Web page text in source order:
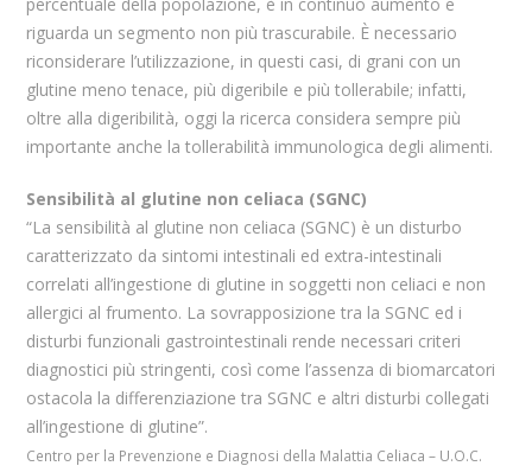
riguarda un segmento non più trascurabile. È necessario
riconsiderare l’utilizzazione, in questi casi, di grani con un
glutine meno tenace, più digeribile e più tollerabile; infatti,
oltre alla digeribilità, oggi la ricerca considera sempre più
importante anche la tollerabilità immunologica degli alimenti.
Sensibilità al glutine non celiaca (SGNC)
“La sensibilità al glutine non celiaca (SGNC) è un disturbo
caratterizzato da sintomi intestinali ed extra-intestinali
correlati all’ingestione di glutine in soggetti non celiaci e non
allergici al frumento. La sovrapposizione tra la SGNC ed i
disturbi funzionali gastrointestinali rende necessari criteri
diagnostici più stringenti, così come l’assenza di biomarcatori
ostacola la differenziazione tra SGNC e altri disturbi collegati
all’ingestione di glutine”.
Centro per la Prevenzione e Diagnosi della Malattia Celiaca – U.O.C.